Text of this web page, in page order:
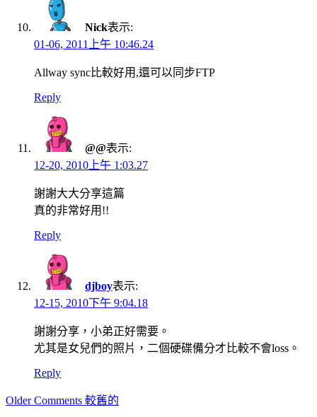
Nick表示:
01-06, 2011上午 10:46.24
Allway sync比較好用,還可以同步FTP
Reply
@@表示:
12-20, 2010上午 1:03.27
謝謝大大分享這篇
真的非常好用!!
Reply
djboy表示:
12-15, 2010下午 9:04.18
謝謝分享，小弟正好需要。
尤其是女兒們的照片，二個硬碟備分才比較不會loss。
Reply
Comment
Older Comments 較舊的